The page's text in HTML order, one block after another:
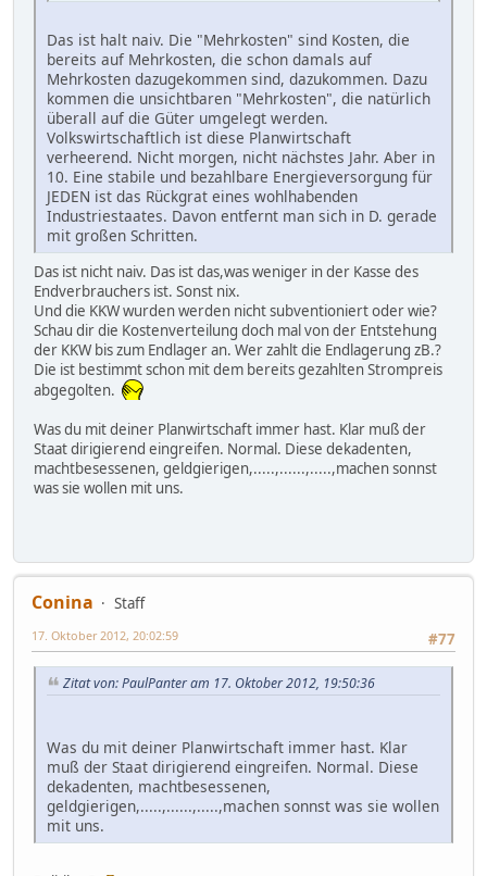
Das ist halt naiv. Die "Mehrkosten" sind Kosten, die
bereits auf Mehrkosten, die schon damals auf
Mehrkosten dazugekommen sind, dazukommen. Dazu
kommen die unsichtbaren "Mehrkosten", die natürlich
überall auf die Güter umgelegt werden.
Volkswirtschaftlich ist diese Planwirtschaft
verheerend. Nicht morgen, nicht nächstes Jahr. Aber in
10. Eine stabile und bezahlbare Energieversorgung für
JEDEN ist das Rückgrat eines wohlhabenden
Industriestaates. Davon entfernt man sich in D. gerade
mit großen Schritten.
Das ist nicht naiv. Das ist das,was weniger in der Kasse des
Endverbrauchers ist. Sonst nix.
Und die KKW wurden werden nicht subventioniert oder wie?
Schau dir die Kostenverteilung doch mal von der Entstehung
der KKW bis zum Endlager an. Wer zahlt die Endlagerung zB.?
Die ist bestimmt schon mit dem bereits gezahlten Strompreis
abgegolten.
Was du mit deiner Planwirtschaft immer hast. Klar muß der
Staat dirigierend eingreifen. Normal. Diese dekadenten,
machtbesessenen, geldgierigen,.....,......,.....,machen sonnst
was sie wollen mit uns.
Conina
Staff
#77
17. Oktober 2012, 20:02:59
Zitat von: PaulPanter am 17. Oktober 2012, 19:50:36
Was du mit deiner Planwirtschaft immer hast. Klar
muß der Staat dirigierend eingreifen. Normal. Diese
dekadenten, machtbesessenen,
geldgierigen,.....,......,.....,machen sonnst was sie wollen
mit uns.